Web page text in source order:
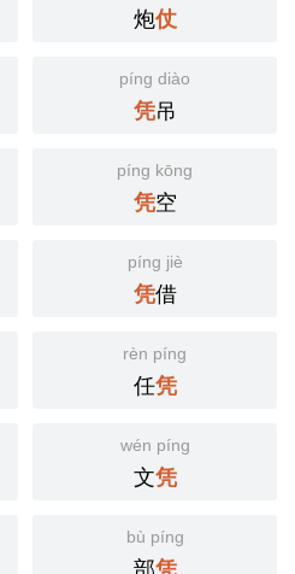
炮仗
píng diào
凭吊
píng kōng
凭空
píng jiè
凭借
rèn píng
任凭
wén píng
文凭
bù píng
部